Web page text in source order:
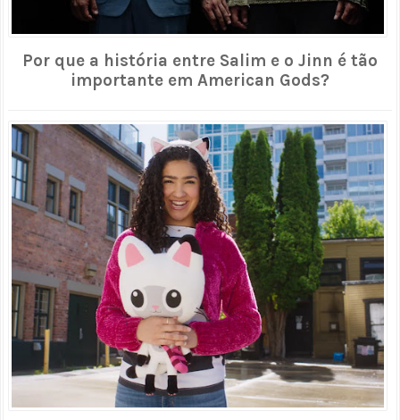
Por que a história entre Salim e o Jinn é tão
importante em American Gods?